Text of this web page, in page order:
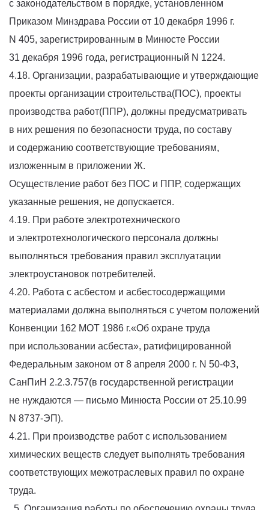
с законодательством в порядке, установленном
Приказом Минздрава России от 10 декабря 1996 г.
N 405, зарегистрированным в Минюсте России
31 декабря 1996 года, регистрационный N 1224.
4.18. Организации, разрабатывающие и утверждающие
проекты организации строительства(ПОС), проекты
производства работ(ППР), должны предусматривать
в них решения по безопасности труда, по составу
и содержанию соответствующие требованиям,
изложенным в приложении Ж.
Осуществление работ без ПОС и ППР, содержащих
указанные решения, не допускается.
4.19. При работе электротехнического
и электротехнологического персонала должны
выполняться требования правил эксплуатации
электроустановок потребителей.
4.20. Работа с асбестом и асбестосодержащими
материалами должна выполняться с учетом положений
Конвенции 162 МОТ 1986 г.«Об охране труда
при использовании асбеста», ратифицированной
Федеральным законом от 8 апреля 2000 г. N 50-ФЗ,
СанПиН 2.2.3.757(в государственной регистрации
не нуждаются — письмо Минюста России от 25.10.99
N 8737-ЭП).
4.21. При производстве работ с использованием
химических веществ следует выполнять требования
соответствующих межотраслевых правил по охране
труда.